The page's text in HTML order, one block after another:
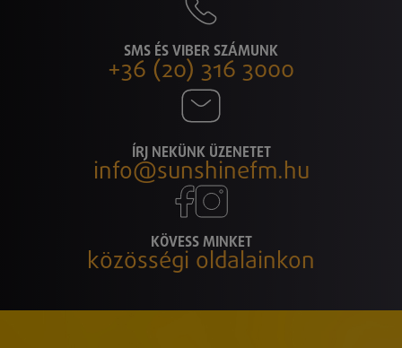
SMS ÉS VIBER SZÁMUNK
+36 (20) 316 3000
ÍRJ NEKÜNK ÜZENETET
info@sunshinefm.hu
KÖVESS MINKET
közösségi oldalainkon